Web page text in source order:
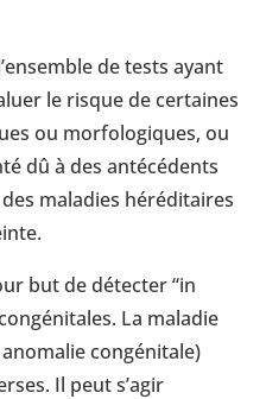
de tests ayant
le risque de certaines
ou morfologiques, ou
dû à des antécédents
maladies héréditaires
but de détecter “in
La maladie
congénitale)
Il peut s’agir